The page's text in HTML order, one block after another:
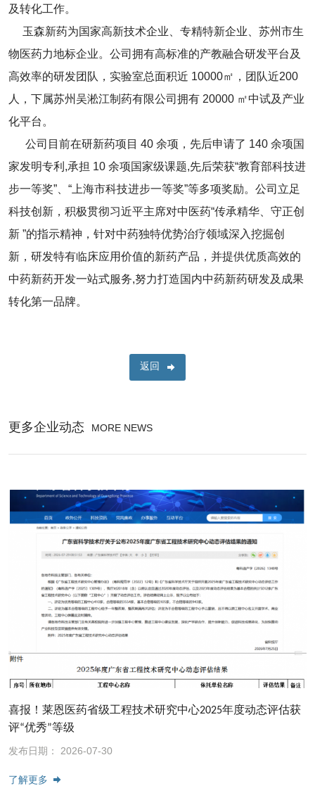
及转化工作。
玉森新药为国家高新技术企业、专精特新企业、苏州市生
物医药力地标企业。公司拥有高标准的产教融合研发平台及
高效率的研发团队，实验室总面积近 10000㎡，团队近200
人，下属苏州吴淞江制药有限公司拥有 20000 ㎡中试及产业
化平台。
公司目前在研新药项目 40 余项，先后申请了 140 余项国
家发明专利,承担 10 余项国家级课题,先后荣获“教育部科技进
步一等奖”、“上海市科技进步一等奖”等多项奖励。公司立足
科技创新，积极贯彻习近平主席对中医药“传承精华、守正创
新 ”的指示精神，针对中药独特优势治疗领域深入挖掘创
新，研发特有临床应用价值的新药产品，并提供优质高效的
中药新药开发一站式服务,努力打造国内中药新药研发及成果
转化第一品牌。
返回
更多企业动态 MORE NEWS
喜报！莱恩医药省级工程技术研究中心2025年度动态评估获
评“优秀”等级
发布日期： 2026-07-30
了解更多